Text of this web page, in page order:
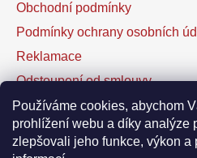
Používáme cookies, abychom
prohlížení webu a díky analýze
zlepšovali jeho funkce, výkon a
Obchodní podmínky
Podmínky ochrany osobních
Reklamace
Odstoupení od smlouvy
Kontaktní formulář